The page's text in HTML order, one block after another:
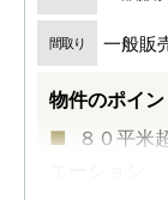
間取り 一般販
物件のポイン
８０平米